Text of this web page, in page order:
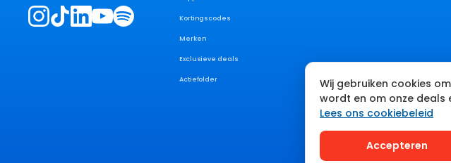
Kortingscodes
Merken
Exclusieve deals
Actiefolder
Wij gebruiken cookies
wordt en om onze deals
Lees ons cookiebeleid
Accepteren